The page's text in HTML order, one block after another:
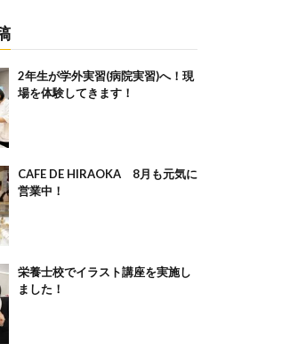
2年生が学外実習(病院実習)へ！現
場を体験してきます！
CAFE DE HIRAOKA 8月も元気に
営業中！
栄養士校でイラスト講座を実施し
ました！